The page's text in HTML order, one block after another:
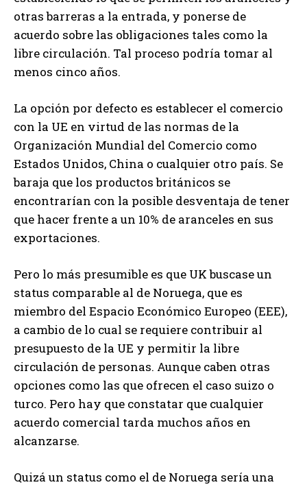
otras barreras a la entrada, y ponerse de
acuerdo sobre las obligaciones tales como la
libre circulación. Tal proceso podría tomar al
menos cinco años.
La opción por defecto es establecer el comercio
con la UE en virtud de las normas de la
Organización Mundial del Comercio como
Estados Unidos, China o cualquier otro país. Se
baraja que los productos británicos se
encontrarían con la posible desventaja de tener
que hacer frente a un 10% de aranceles en sus
exportaciones.
Pero lo más presumible es que UK buscase un
status comparable al de Noruega, que es
miembro del Espacio Económico Europeo (EEE),
a cambio de lo cual se requiere contribuir al
presupuesto de la UE y permitir la libre
circulación de personas. Aunque caben otras
opciones como las que ofrecen el caso suizo o
turco. Pero hay que constatar que cualquier
acuerdo comercial tarda muchos años en
alcanzarse.
Quizá un status como el de Noruega sería una